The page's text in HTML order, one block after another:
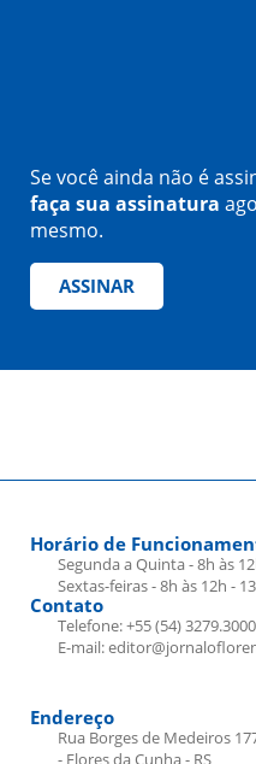
Se você ainda não é
faça sua assinatura
mesmo.
ASSINAR
Horário de
Segunda a Quinta - 8h às
Sextas-feiras - 8h às 12h -
Contato
Telefone: +55 (54) 3279.3000
E-mail:
Endereço
Rua Borges de Medeiros
- Flores da Cunha - RS